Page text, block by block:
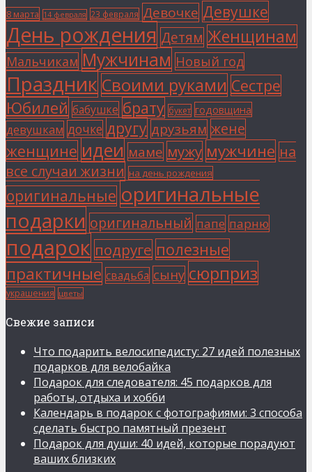
8 марта 14 февраля 23 февраля Девочке Девушке
День рождения Детям Женщинам
Мальчикам Мужчинам Новый год
Праздник Своими руками Сестре
Юбилей бабушке брату букет годовщина
девушкам дочке другу друзьям жене
женщине идеи маме мужу мужчине на
все случаи жизни на день рождения
оригинальные оригинальные
подарки оригинальный папе парню
подарок подруге полезные
практичные свадьба сыну сюрприз
украшения цветы
Свежие записи
Что подарить велосипедисту: 27 идей полезных
подарков для велобайка
Подарок для следователя: 45 подарков для
работы, отдыха и хобби
Календарь в подарок с фотографиями: 3 способа
сделать быстро памятный презент
Подарок для души: 40 идей, которые порадуют
ваших близких